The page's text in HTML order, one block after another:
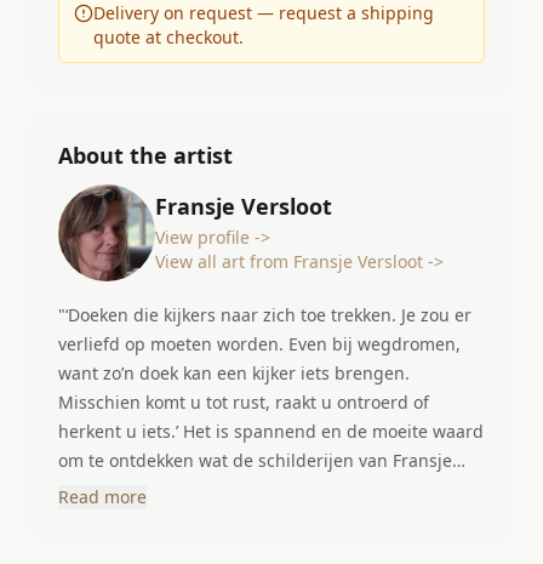
Delivery on request — request a shipping
quote at checkout.
About the artist
Fransje Versloot
View profile ->
View all art from Fransje Versloot ->
"‘Doeken die kijkers naar zich toe trekken. Je zou er
verliefd op moeten worden. Even bij wegdromen,
want zo’n doek kan een kijker iets brengen.
Misschien komt u tot rust, raakt u ontroerd of
herkent u iets.’ Het is spannend en de moeite waard
om te ontdekken wat de schilderijen van Fransje
met u doen of u te vertellen hebben." "Het
Read more